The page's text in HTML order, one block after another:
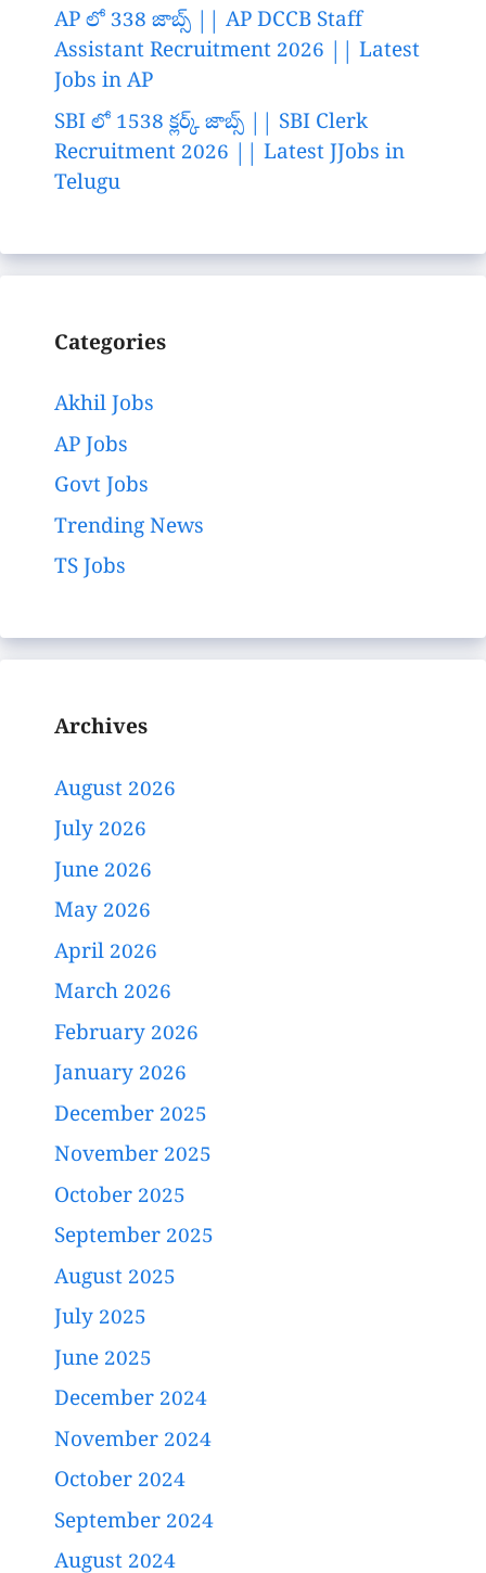
AP లో 338 జాబ్స్ || AP DCCB Staff
Assistant Recruitment 2026 || Latest
Jobs in AP
SBI లో 1538 క్లర్క్ జాబ్స్ || SBI Clerk
Recruitment 2026 || Latest JJobs in
Telugu
Categories
Akhil Jobs
AP Jobs
Govt Jobs
Trending News
TS Jobs
Archives
August 2026
July 2026
June 2026
May 2026
April 2026
March 2026
February 2026
January 2026
December 2025
November 2025
October 2025
September 2025
August 2025
July 2025
June 2025
December 2024
November 2024
October 2024
September 2024
August 2024